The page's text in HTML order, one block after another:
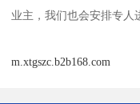
业主，我们也会安排专人
m.xtgszc.b2b168.com